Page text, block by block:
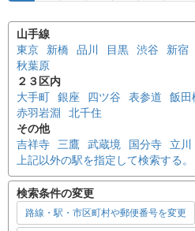
山手線
東京
新橋 品川 目黒 渋谷 新宿
秋葉原
２３区内
大手町
銀座 四ツ谷 表参道 飯田
赤羽岩淵
北千住
その他
吉祥寺
三鷹 武蔵境 国分寺 立川
上記以外の駅を指定して検索する。
検索条件の変更
路線・駅・市区町村や郵便番号を変更